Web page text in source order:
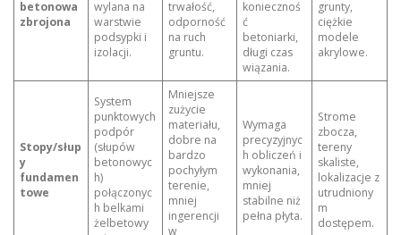
betonowa
zbrojona
wylana na
warstwie
podsypki i
izolacji.
trwałość,
odporność
na ruch
gruntu.
koniecznoś
ć
betoniarki,
długi czas
wiązania.
grunty,
ciężkie
modele
akrylowe.
Stopy/słup
y
fundamen
towe
System
punktowych
podpór
(słupów
betonowyc
h)
połączonyc
h belkami
żelbetowy
Mniejsze
zużycie
materiału,
dobre na
bardzo
pochyłym
terenie,
mniej
ingerencji
w
Wymaga
precyzyjnyc
h obliczeń i
wykonania,
mniej
stabilne niż
pełna płyta.
Strome
zbocza,
tereny
skaliste,
lokalizacje z
utrudniony
m
dostępem.